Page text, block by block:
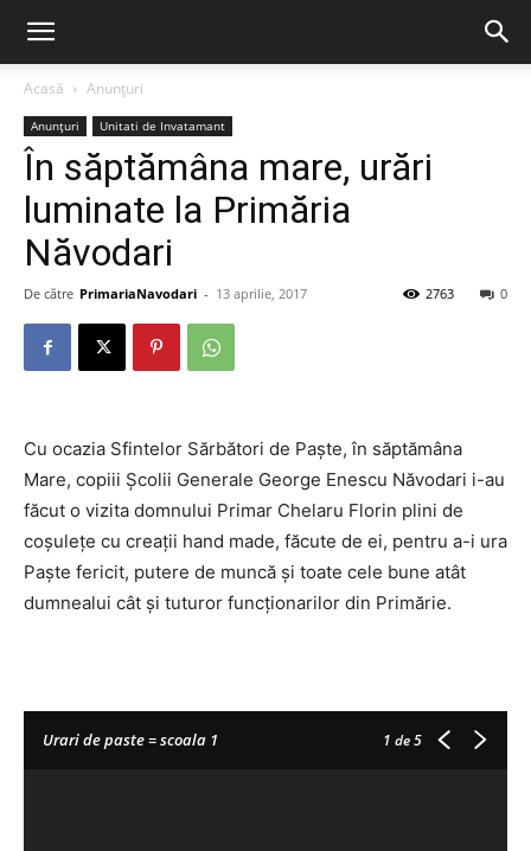
Acasă Anunțuri
Anunțuri Unitati de Invatamant
În săptămâna mare, urări
luminate la Primăria
Năvodari
De către PrimariaNavodari - 13 aprilie, 2017 0
2763
Cu ocazia Sfintelor Sărbători de Paște, în săptămâna
Mare, copiii Școlii Generale George Enescu Năvodari i-au
făcut o vizita domnului Primar Chelaru Florin plini de
coșulețe cu creații hand made, făcute de ei, pentru a-i ura
Paște fericit, putere de muncă și toate cele bune atât
dumnealui cât și tuturor funcționarilor din Primărie.
Urari de paste = scoala 1 1 de 5